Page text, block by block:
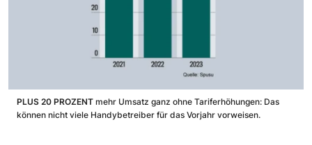
PLUS 20 PROZENT mehr Umsatz ganz ohne Tariferhöhungen: Das
können nicht viele Handybetreiber für das Vorjahr vorweisen.